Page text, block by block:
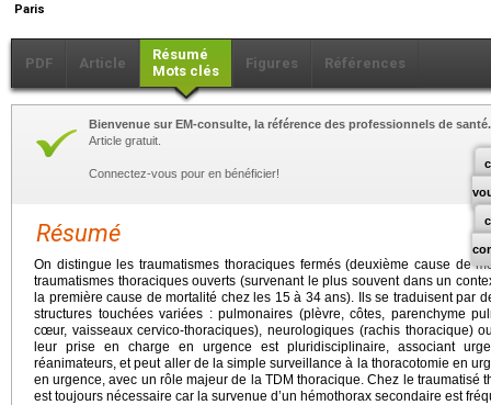
Paris
PDF Article
Résumé
Mots clés
Figures Références
Bienvenue sur EM-consulte, la référence des professionnels de santé.
Article gratuit.
Connectez-vous pour en bénéficier!
Résumé
On distingue les traumatismes thoraciques fermés (deuxième cause de
traumatismes thoraciques ouverts (survenant le plus souvent dans un
la première cause de mortalité chez les 15 à 34 ans). Ils se traduisent par
structures touchées variées : pulmonaires (plèvre, côtes, parenchyme
cœur, vaisseaux cervico-thoraciques), neurologiques (rachis thoracique)
leur prise en charge en urgence est pluridisciplinaire, associant
réanimateurs, et peut aller de la simple surveillance à la thoracotomie en
en urgence, avec un rôle majeur de la TDM thoracique. Chez le traumatisé
est toujours nécessaire car la survenue d’un hémothorax secondaire est